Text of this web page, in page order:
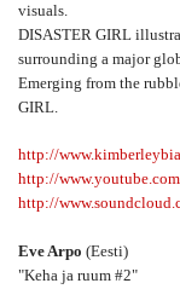
visuals.
DISASTER GIRL
surrounding a major
Emerging from the
GIRL.
http://
http://
http://
Eve Arpo (Eesti)
"Keha ja ruum #2"